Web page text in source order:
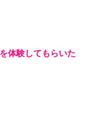
体験してもらいた